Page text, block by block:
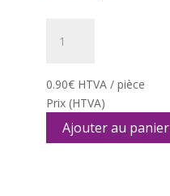
câble,
vert
0.90€HTVA / pièce
Prix (HTVA)
Ajouter au panier